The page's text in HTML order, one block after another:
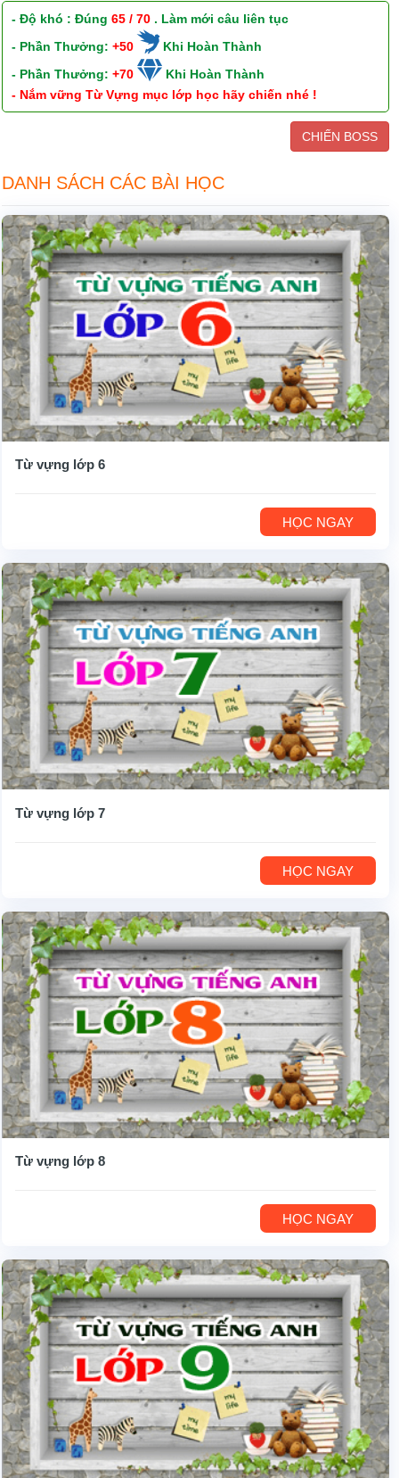
- Độ khó : Đúng65 / 70 . Làm mới câu liên tục
- Phần Thưởng:+50
Khi Hoàn Thành
- Phần Thưởng:+70
Khi Hoàn Thành
- Nắm vững Từ Vựng mục lớp học hãy chiến nhé !
CHIẾN BOSS
DANH SÁCH CÁC BÀI HỌC
Từ vựng lớp 6
HỌC NGAY
Từ vựng lớp 7
HỌC NGAY
Từ vựng lớp 8
HỌC NGAY